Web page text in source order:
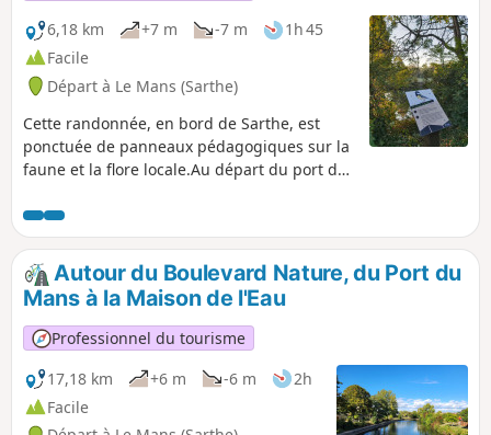
6,18 km
+7 m -7 m
1h 45
Facile
Départ à Le Mans (Sarthe)
Cette randonnée, en bord de Sarthe, est
ponctuée de panneaux pédagogiques sur la
faune et la flore locale.Au départ du port du
Maulny et ses nombreuses fresques de
street art et passant par l'île aux Planches,
cette randonnée familiale vous permet de
randonner en fauteuil roulant (trois roues) et
en poussette (trois roues également).
Autour du Boulevard Nature, du Port du
Mans à la Maison de l'Eau
Professionnel du tourisme
17,18 km
+6 m -6 m
2h
Facile